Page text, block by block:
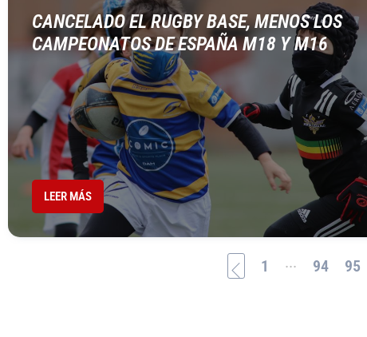
CANCELADO EL RUGBY BASE, MENOS LOS
CAMPEONATOS DE ESPAÑA M18 Y M16
LEER MÁS
1 ... 94 95